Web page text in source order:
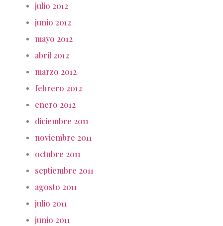
julio 2012
junio 2012
mayo 2012
abril 2012
marzo 2012
febrero 2012
enero 2012
diciembre 2011
noviembre 2011
octubre 2011
septiembre 2011
agosto 2011
julio 2011
junio 2011